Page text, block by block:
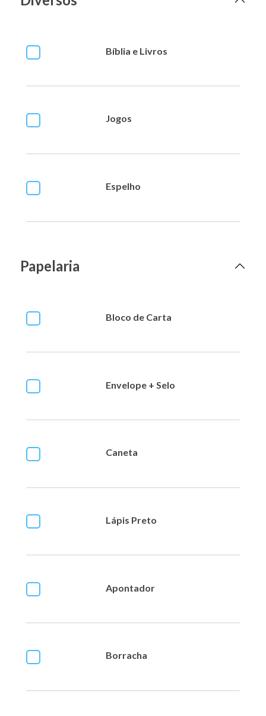
Bíblia e Livros
Jogos
Espelho
Papelaria
Bloco de Carta
Envelope + Selo
Caneta
Lápis Preto
Apontador
Borracha